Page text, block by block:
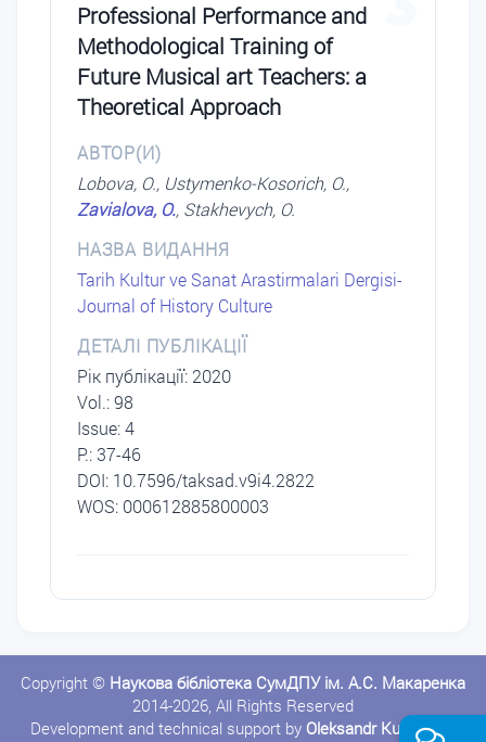
Professional Performance and
Methodological Training of
Future Musical art Teachers: a
Theoretical Approach
АВТОР(И)
Lobova, O., Ustymenko-Kosorich, O.,
Zavialova, O., Stakhevych, O.
НАЗВА ВИДАННЯ
Tarih Kultur ve Sanat Arastirmalari Dergisi-
Journal of History Culture
ДЕТАЛІ ПУБЛІКАЦІЇ
Рік публікації: 2020
Vol.: 98
Issue: 4
P.: 37-46
DОI: 10.7596/taksad.v9i4.2822
WOS: 000612885800003
Copyright © Наукова бібліотека СумДПУ ім. А.С. Макаренка
2014-2026, All Rights Reserved
Development and technical support by Oleksandr Kushnerov